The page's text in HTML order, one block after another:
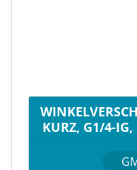
KURZ, G1/4-